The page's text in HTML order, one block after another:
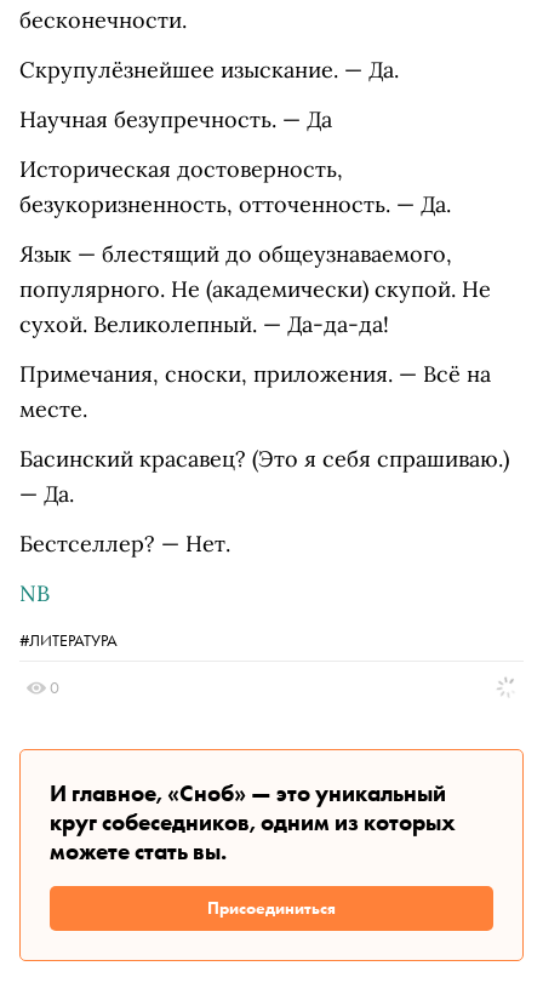
бесконечности.
Скрупулёзнейшее изыскание. — Да.
Научная безупречность. — Да
Историческая достоверность,
безукоризненность, отточенность. — Да.
Язык — блестящий до общеузнаваемого,
популярного. Не (академически) скупой. Не
сухой. Великолепный. — Да-да-да!
Примечания, сноски, приложения. — Всё на
месте.
Басинский красавец? (Это я себя спрашиваю.)
— Да.
Бестселлер? — Нет.
NB
#ЛИТЕРАТУРА
0
И главное, «Сноб» — это уникальный
круг собеседников, одним из которых
можете стать вы.
Присоединиться